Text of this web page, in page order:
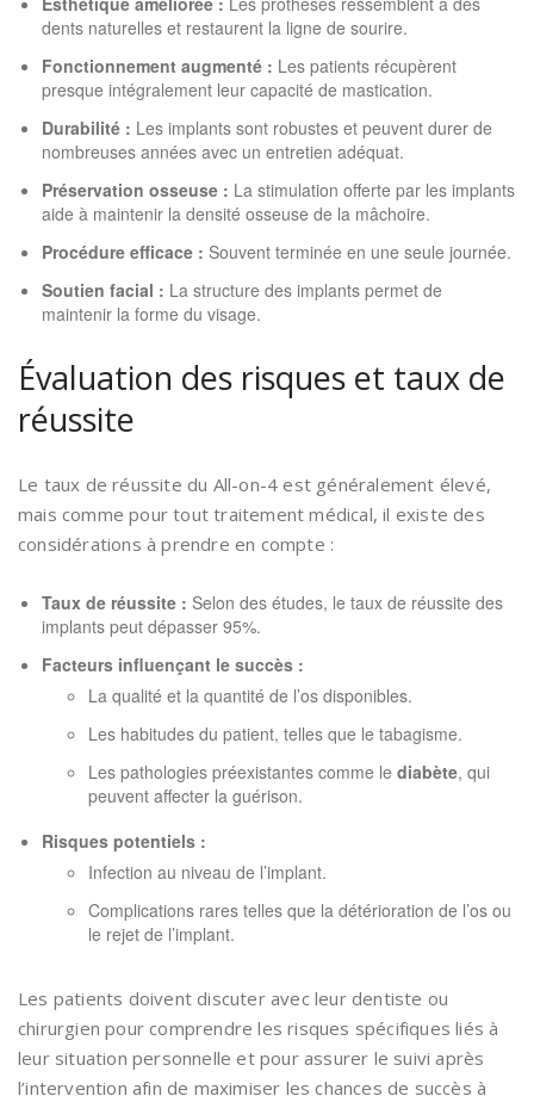
dents naturelles et restaurent la ligne de sourire.
Fonctionnement augmenté : Les patients récupèrent
presque intégralement leur capacité de mastication.
Durabilité : Les implants sont robustes et peuvent durer de
nombreuses années avec un entretien adéquat.
Préservation osseuse : La stimulation offerte par les implants
aide à maintenir la densité osseuse de la mâchoire.
Procédure efficace : Souvent terminée en une seule journée.
Soutien facial : La structure des implants permet de
maintenir la forme du visage.
Évaluation des risques et taux de
réussite
Le taux de réussite du All-on-4 est généralement élevé,
mais comme pour tout traitement médical, il existe des
considérations à prendre en compte :
Taux de réussite : Selon des études, le taux de réussite des
implants peut dépasser 95%.
Facteurs influençant le succès :
La qualité et la quantité de l’os disponibles.
Les habitudes du patient, telles que le tabagisme.
Les pathologies préexistantes comme le diabète, qui
peuvent affecter la guérison.
Risques potentiels :
Infection au niveau de l’implant.
Complications rares telles que la détérioration de l’os ou
le rejet de l’implant.
Les patients doivent discuter avec leur dentiste ou
chirurgien pour comprendre les risques spécifiques liés à
leur situation personnelle et pour assurer le suivi après
l’intervention afin de maximiser les chances de succès à